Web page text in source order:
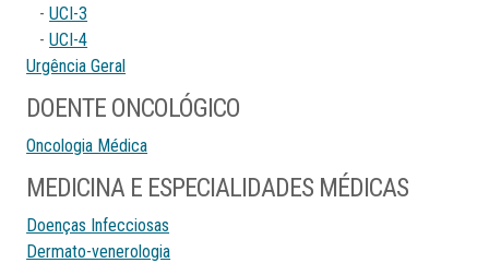
-UCI-3
-UCI-4
Urgência Geral
DOENTE ONCOLÓGICO
Oncologia Médica
MEDICINA E ESPECIALIDADES MÉDICAS
Doenças Infecciosas
Dermato-venerologia